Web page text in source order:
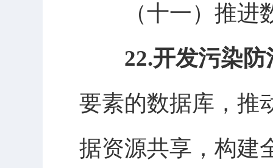
（十一） 推进
22.开发污染
要素的数据库，推
据资源共享，构建